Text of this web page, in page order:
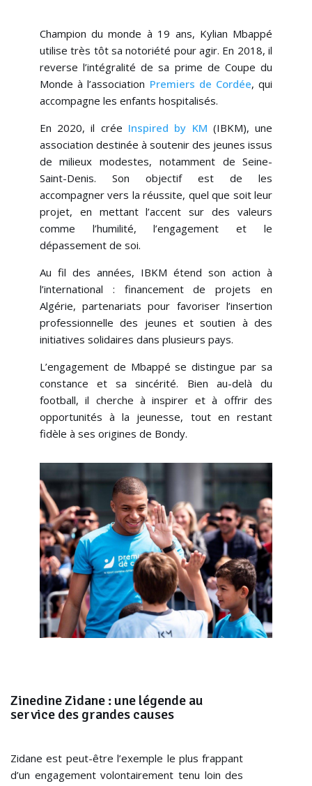
Champion du monde à 19 ans, Kylian Mbappé
utilise très tôt sa notoriété pour agir. En 2018, il
reverse l’intégralité de sa prime de Coupe du
Monde à l’association Premiers de Cordée, qui
accompagne les enfants hospitalisés.
En 2020, il crée Inspired by KM (IBKM), une
association destinée à soutenir des jeunes issus
de milieux modestes, notamment de Seine-
Saint-Denis. Son objectif est de les
accompagner vers la réussite, quel que soit leur
projet, en mettant l’accent sur des valeurs
comme l’humilité, l’engagement et le
dépassement de soi.
Au fil des années, IBKM étend son action à
l’international : financement de projets en
Algérie, partenariats pour favoriser l’insertion
professionnelle des jeunes et soutien à des
initiatives solidaires dans plusieurs pays.
L’engagement de Mbappé se distingue par sa
constance et sa sincérité. Bien au-delà du
football, il cherche à inspirer et à offrir des
opportunités à la jeunesse, tout en restant
fidèle à ses origines de Bondy.
Zinedine Zidane : une légende au
service des grandes causes
Zidane est peut-être l’exemple le plus frappant
d’un engagement volontairement tenu loin des